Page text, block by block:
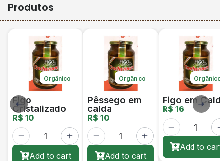
Produtos
Orgânico
Figo
Cristalizado
R$ 10
Add to cart
Orgânico
Pêssego em
calda
R$ 10
Add to cart
Figo em
R$ 16
Add to